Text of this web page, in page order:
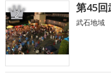
2 第45
武石地域